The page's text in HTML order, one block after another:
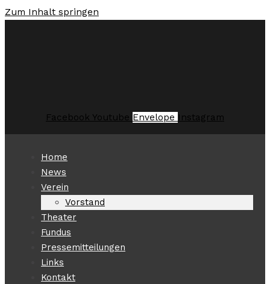
Zum Inhalt springen
Facebook Youtube Envelope Instagram
Home
News
Verein
Vorstand
Theater
Fundus
Pressemitteilungen
Links
Kontakt